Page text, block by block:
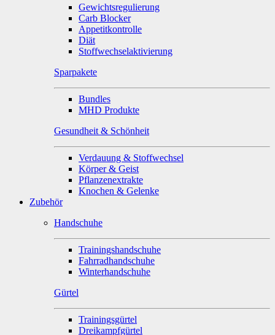
Gewichtsregulierung
Carb Blocker
Appetitkontrolle
Diät
Stoffwechselaktivierung
Sparpakete
Bundles
MHD Produkte
Gesundheit & Schönheit
Verdauung & Stoffwechsel
Körper & Geist
Pflanzenextrakte
Knochen & Gelenke
Zubehör
Handschuhe
Trainingshandschuhe
Fahrradhandschuhe
Winterhandschuhe
Gürtel
Trainingsgürtel
Dreikampfgürtel